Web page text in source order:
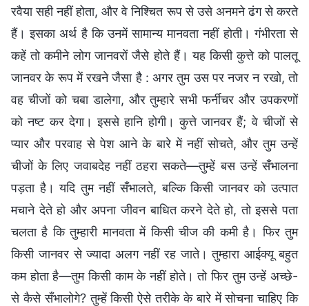
रवैया सही नहीं होता, और वे निश्चित रूप से उसे अनमने ढंग से करते
हैं। इसका अर्थ है कि उनमें सामान्य मानवता नहीं होती। गंभीरता से
कहें तो कमीने लोग जानवरों जैसे होते हैं। यह किसी कुत्ते को पालतू
जानवर के रूप में रखने जैसा है : अगर तुम उस पर नजर न रखो, तो
वह चीजों को चबा डालेगा, और तुम्हारे सभी फर्नीचर और उपकरणों
को नष्ट कर देगा। इससे हानि होगी। कुत्ते जानवर हैं; वे चीजों से
प्यार और परवाह से पेश आने के बारे में नहीं सोचते, और तुम उन्हें
चीजों के लिए जवाबदेह नहीं ठहरा सकते—तुम्हें बस उन्हें सँभालना
पड़ता है। यदि तुम नहीं सँभालते, बल्कि किसी जानवर को उत्पात
मचाने देते हो और अपना जीवन बाधित करने देते हो, तो इससे पता
चलता है कि तुम्हारी मानवता में किसी चीज की कमी है। फिर तुम
किसी जानवर से ज्यादा अलग नहीं रह जाते। तुम्हारा आईक्यू बहुत
कम होता है—तुम किसी काम के नहीं होते। तो फिर तुम उन्हें अच्छे-
से कैसे सँभालोगे? तुम्हें किसी ऐसे तरीके के बारे में सोचना चाहिए कि